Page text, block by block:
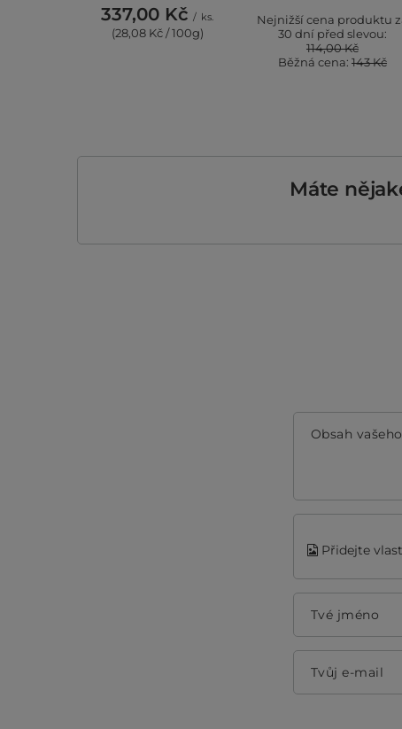
337,00 Kč / ks.
(28,08 Kč / 100g)
Nejnižší cena produktu
30 dní před slevou:
114,00 Kč
Běžná cena: 143 Kč
Máte
Obsah
Přidejte
Tvé jméno
Tvůj e-mail